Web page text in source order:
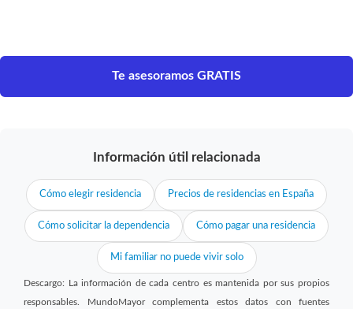
Te asesoramos GRATIS
Información útil relacionada
Cómo elegir residencia Precios de residencias en España
Cómo solicitar la dependencia Cómo pagar una residencia
Mi familiar no puede vivir solo
Descargo: La información de cada centro es mantenida por sus propios
responsables. MundoMayor complementa estos datos con fuentes